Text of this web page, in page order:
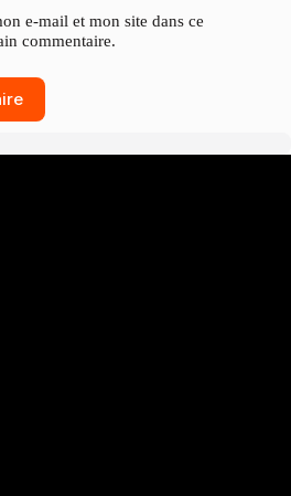
e-mail et mon site dans ce
commentaire.